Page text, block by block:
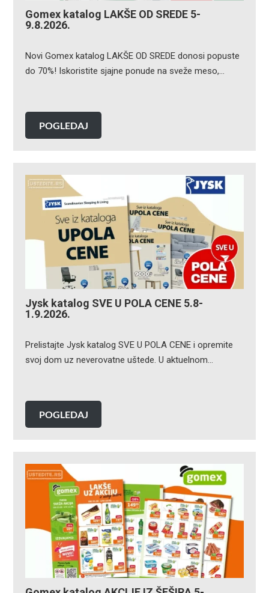
Gomex katalog LAKŠE OD SREDE 5-
9.8.2026.
Novi Gomex katalog LAKŠE OD SREDE donosi popuste
do 70%! Iskoristite sjajne ponude na sveže meso,…
POGLEDAJ
Jysk katalog SVE U POLA CENE 5.8-
1.9.2026.
Prelistajte Jysk katalog SVE U POLA CENE i opremite
svoj dom uz neverovatne uštede. U aktuelnom…
POGLEDAJ